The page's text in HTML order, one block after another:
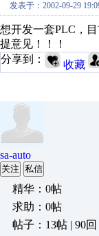
发表于：2002-09-29
想开发一套PLC，
提意见！！！
分享到：
收藏
sa-auto
关注 私信
精华：0帖
求助：0帖
帖子：13帖 | 90回